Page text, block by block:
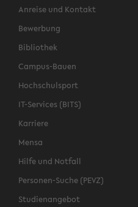
Anreise und Kontakt
Bewerbung
Bibliothek
Campus-Bauen
Hochschulsport
IT-Services (BITS)
Karriere
Mensa
Hilfe und Notfall
Personen-Suche (PEVZ)
Studienangebot